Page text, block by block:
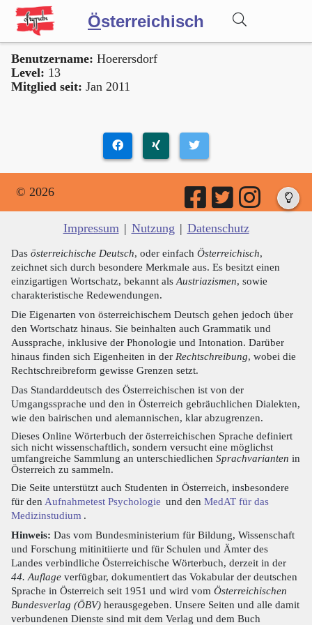
Österreichisch
Wörterbuch
Benutzername: Hoerersdorf
Level: 13
Mitglied seit: Jan 2011
© 2026
Impressum | Nutzung | Datenschutz
Das österreichische Deutsch, oder einfach Österreichisch,
zeichnet sich durch besondere Merkmale aus. Es besitzt einen
einzigartigen Wortschatz, bekannt als Austriazismen, sowie
charakteristische Redewendungen.
Die Eigenarten von österreichischem Deutsch gehen jedoch über
den Wortschatz hinaus. Sie beinhalten auch Grammatik und
Aussprache, inklusive der Phonologie und Intonation. Darüber
hinaus finden sich Eigenheiten in der Rechtschreibung, wobei die
Rechtschreibreform gewisse Grenzen setzt.
Das Standarddeutsch des Österreichischen ist von der
Umgangssprache und den in Österreich gebräuchlichen Dialekten,
wie den bairischen und alemannischen, klar abzugrenzen.
Dieses Online Wörterbuch der österreichischen Sprache definiert
sich nicht wissenschaftlich, sondern versucht eine möglichst
umfangreiche Sammlung an unterschiedlichen Sprachvarianten in
Österreich zu sammeln.
Die Seite unterstützt auch Studenten in Österreich, insbesondere
für den Aufnahmetest Psychologie und den MedAT für das
Medizinstudium .
Hinweis: Das vom Bundesministerium für Bildung, Wissenschaft
und Forschung mitinitiierte und für Schulen und Ämter des
Landes verbindliche Österreichische Wörterbuch, derzeit in der
44. Auflage verfügbar, dokumentiert das Vokabular der deutschen
Sprache in Österreich seit 1951 und wird vom Österreichischen
Bundesverlag (ÖBV) herausgegeben. Unsere Seiten und alle damit
verbundenen Dienste sind mit dem Verlag und dem Buch